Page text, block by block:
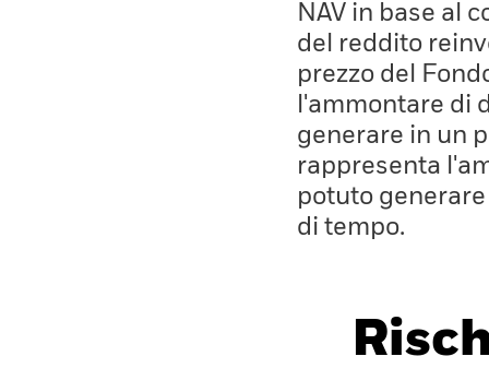
NAV in base al
del reddito
prezzo del
l'ammontare di
generare in un
rappresenta
potuto
di tempo.